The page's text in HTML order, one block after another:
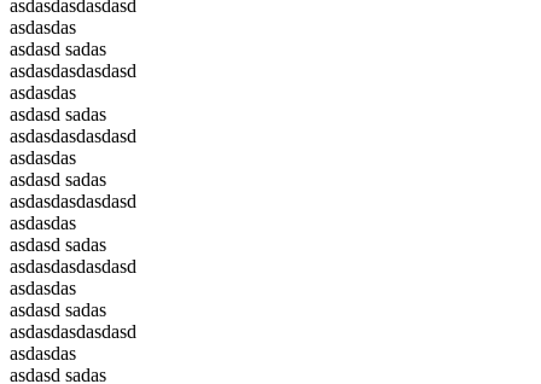
asdasdasdasdasd
asdasdas
asdasd sadas
asdasdasdasdasd
asdasdas
asdasd sadas
asdasdasdasdasd
asdasdas
asdasd sadas
asdasdasdasdasd
asdasdas
asdasd sadas
asdasdasdasdasd
asdasdas
asdasd sadas
asdasdasdasdasd
asdasdas
asdasd sadas